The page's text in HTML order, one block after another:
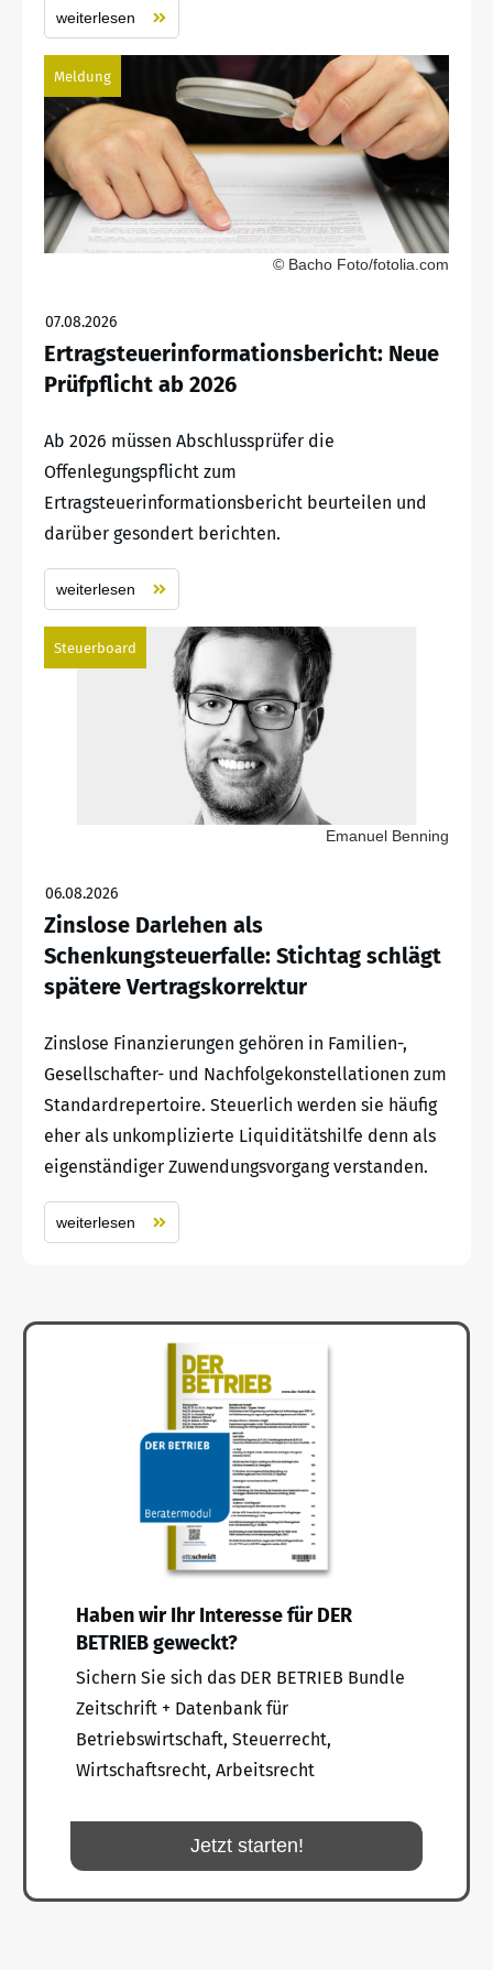
weiterlesen
Meldung
© Bacho Foto/fotolia.com
07.08.2026
Ertragsteuerinformationsbericht: Neue
Prüfpflicht ab 2026
Ab 2026 müssen Abschlussprüfer die
Offenlegungspflicht zum
Ertragsteuerinformationsbericht beurteilen und
darüber gesondert berichten.
weiterlesen
Steuerboard
Emanuel Benning
06.08.2026
Zinslose Darlehen als
Schenkungsteuerfalle: Stichtag schlägt
spätere Vertragskorrektur
Zinslose Finanzierungen gehören in Familien-,
Gesellschafter- und Nachfolgekonstellationen zum
Standardrepertoire. Steuerlich werden sie häufig
eher als unkomplizierte Liquiditätshilfe denn als
eigenständiger Zuwendungsvorgang verstanden.
weiterlesen
Haben wir Ihr Interesse für DER
BETRIEB geweckt?
Sichern Sie sich das DER BETRIEB Bundle
Zeitschrift + Datenbank für
Betriebswirtschaft, Steuerrecht,
Wirtschaftsrecht, Arbeitsrecht
Jetzt starten!